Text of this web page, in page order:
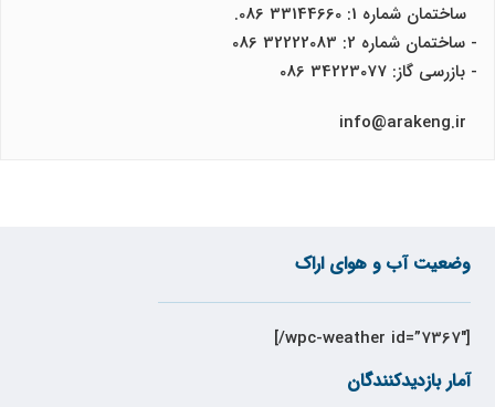
ساختمان شماره 1: 33144660 086.
- ساختمان شماره 2: 32222083 086
- بازرسی گاز: 34223077 086
وضعیت آب و هوای اراک
[wpc-weather id=”7367″/]
آمار بازدیدکنندگان